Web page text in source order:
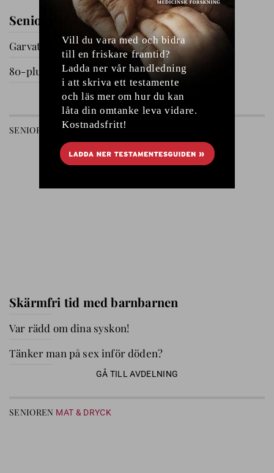
Seniorernas dag i Katrineholm
Garvat i Ryssby
80-plussare på utflykt
GÅ TILL AVDELNING
SENIOREN RELATIONER
Skärmfri tid med barnbarnen
Var rädd om dina syskon!
Tänker man på sex inför döden?
GÅ TILL AVDELNING
SENIOREN MAT & DRYCK